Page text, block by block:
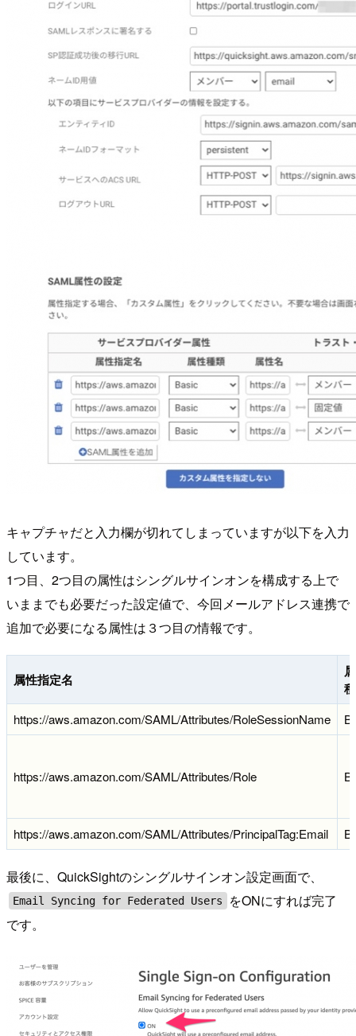
キャプチャだと入力欄が切れてしまっていますが以下を入力
しています。
1つ目、2つ目の属性はシングルサインオンを構成する上で
いままでも必要だった設定値で、今回メールアドレス連携で
追加で必要になる属性は３つ目の情報です。
属性指定名
https://aws.amazon.com/SAML/Attributes/RoleSessionName
https://aws.amazon.com/SAML/Attributes/Role
https://aws.amazon.com/SAML/Attributes/PrincipalTag:Email
最後に、QuickSightのシングルサインオン設定画面で、
Email Syncing for Federated Users
をONにすれば完了
です。